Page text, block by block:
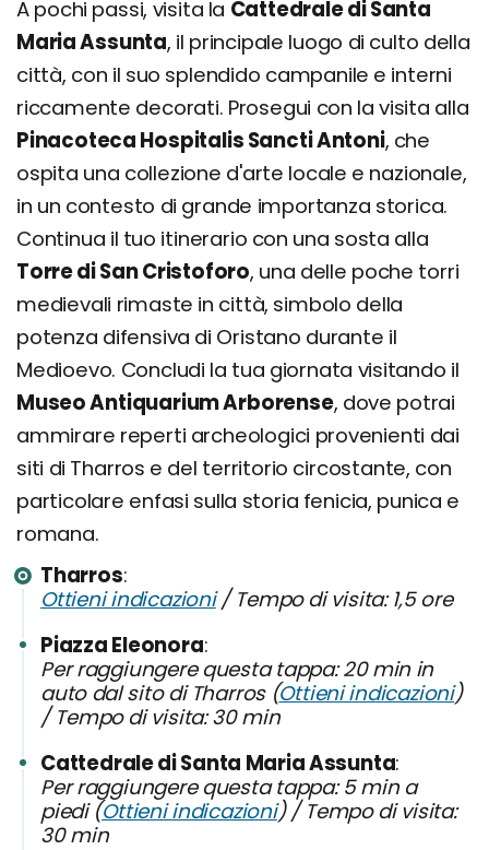
A pochi passi, visita la Cattedrale di Santa
Maria Assunta, il principale luogo di culto della
città, con il suo splendido campanile e interni
riccamente decorati. Prosegui con la visita alla
Pinacoteca Hospitalis Sancti Antoni, che
ospita una collezione d'arte locale e nazionale,
in un contesto di grande importanza storica.
Continua il tuo itinerario con una sosta alla
Torre di San Cristoforo, una delle poche torri
medievali rimaste in città, simbolo della
potenza difensiva di Oristano durante il
Medioevo. Concludi la tua giornata visitando il
Museo Antiquarium Arborense, dove potrai
ammirare reperti archeologici provenienti dai
siti di Tharros e del territorio circostante, con
particolare enfasi sulla storia fenicia, punica e
romana.
Tharros
Ottieni indicazioni/ Tempo di visita: 1,5 ore
Piazza Eleonora
Per raggiungere questa tappa: 20 min in
auto dal sito di Tharros (Ottieni indicazioni)
/ Tempo di visita: 30 min
Cattedrale di Santa Maria Assunta
Per raggiungere questa tappa: 5 min a
piedi (Ottieni indicazioni) / Tempo di visita:
30 min